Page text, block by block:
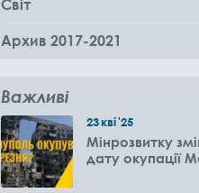
Світ
Архив 2017-2021
Важливі
23кві'25
Мінрозвитку
дату окупації